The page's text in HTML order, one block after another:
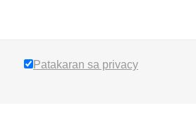
Patakaran sa privacy